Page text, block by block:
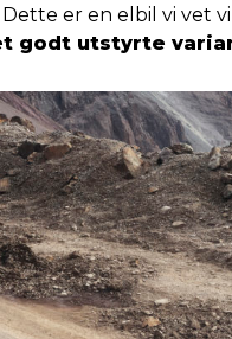
er en elbil vi vet
godt utstyrte